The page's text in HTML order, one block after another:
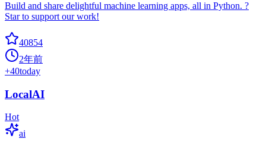
Build and share delightful machine learning apps, all in Python. ?
Star to support our work!
40854
2年前
+40today
LocalAI
Hot
ai